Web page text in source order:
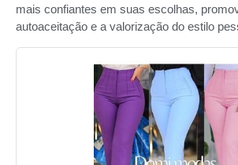
mais confiantes em suas escolhas,
autoaceitação e a valorização do estilo